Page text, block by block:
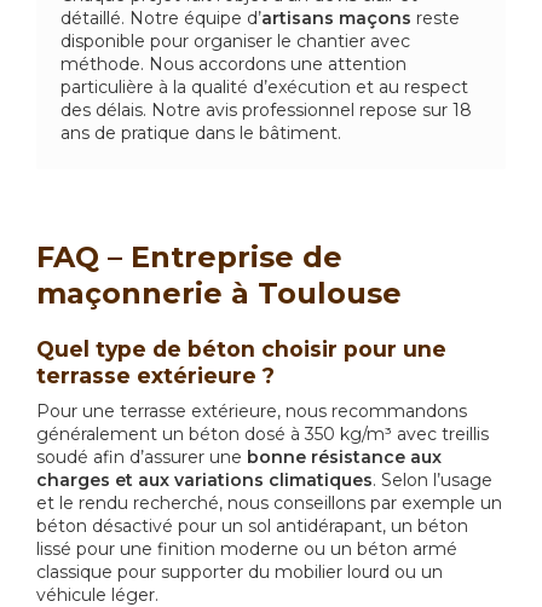
détaillé. Notre équipe d’artisans maçons reste
disponible pour organiser le chantier avec
méthode. Nous accordons une attention
particulière à la qualité d’exécution et au respect
des délais. Notre avis professionnel repose sur 18
ans de pratique dans le bâtiment.
FAQ – Entreprise de
maçonnerie à Toulouse
Quel type de béton choisir pour une
terrasse extérieure ?
Pour une terrasse extérieure, nous recommandons
généralement un béton dosé à 350 kg/m³ avec treillis
soudé afin d’assurer une bonne résistance aux
charges et aux variations climatiques. Selon l’usage
et le rendu recherché, nous conseillons par exemple un
béton désactivé pour un sol antidérapant, un béton
lissé pour une finition moderne ou un béton armé
classique pour supporter du mobilier lourd ou un
véhicule léger.